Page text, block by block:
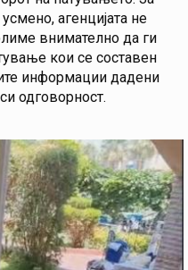
агенцијата не
внимателно да ги
кои се составен
информации дадени
одговорност.